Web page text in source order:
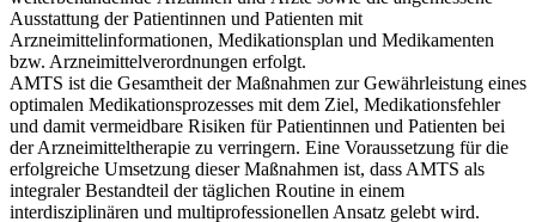
Ausstattung der Patientinnen und Patienten mit
Arzneimittelinformationen, Medikationsplan und Medikamenten
bzw. Arzneimittelverordnungen erfolgt.
AMTS ist die Gesamtheit der Maßnahmen zur Gewährleistung eines
optimalen Medikationsprozesses mit dem Ziel, Medikationsfehler
und damit vermeidbare Risiken für Patientinnen und Patienten bei
der Arzneimitteltherapie zu verringern. Eine Voraussetzung für die
erfolgreiche Umsetzung dieser Maßnahmen ist, dass AMTS als
integraler Bestandteil der täglichen Routine in einem
interdisziplinären und multiprofessionellen Ansatz gelebt wird.